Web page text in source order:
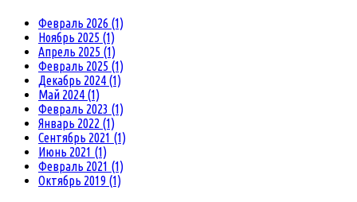
Февраль 2026 (1)
Ноябрь 2025 (1)
Апрель 2025 (1)
Февраль 2025 (1)
Декабрь 2024 (1)
Май 2024 (1)
Февраль 2023 (1)
Январь 2022 (1)
Сентябрь 2021 (1)
Июнь 2021 (1)
Февраль 2021 (1)
Октябрь 2019 (1)